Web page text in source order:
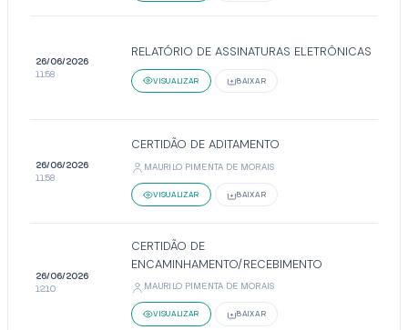
26/06/2026
11:58
RELATÓRIO DE ASSINATURAS ELETRÔNICAS
VISUALIZAR BAIXAR
26/06/2026
11:58
CERTIDÃO DE ADITAMENTO
MAURILO PIMENTA DE MORAIS
VISUALIZAR BAIXAR
26/06/2026
12:10
CERTIDÃO DE
ENCAMINHAMENTO/RECEBIMENTO
MAURILO PIMENTA DE MORAIS
VISUALIZAR BAIXAR